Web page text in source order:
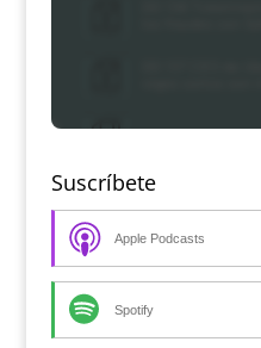
Suscríbete
Apple Podcasts
Spotify